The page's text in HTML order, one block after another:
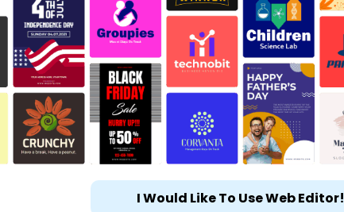
I Would Like To Use Web Editor!